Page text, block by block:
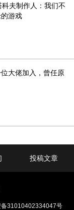
夫制作人：我们不
游戏
大佬加入，曾任原
投稿文章
备31010402334047号